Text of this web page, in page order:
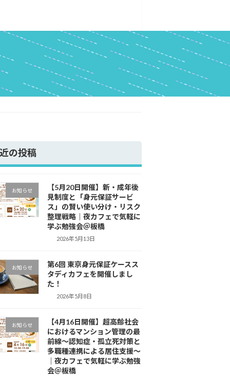
の投稿
お知らせ
【5月20日開催】新・成年後
見制度と「身元保証サービ
ス」の賢い使い分け・リスク
整理戦略｜夜カフェで気軽に
学ぶ勉強会＠板橋
2026年5月13日
お知らせ
第6回 東京身元保証ケースス
タディカフェを開催しまし
た！
2026年5月8日
お知らせ
【4月16日開催】超高齢社会
におけるマンション管理の最
前線〜認知症・孤立死対策と
多職種連携による居住支援〜
｜夜カフェで気軽に学ぶ勉強
会＠板橋